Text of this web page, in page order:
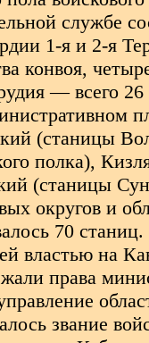
службе
1-я и 2-я
конвоя,
— всего
(станицы
полка),
(станицы
округов и
70 станиц.
властью на
права
звание